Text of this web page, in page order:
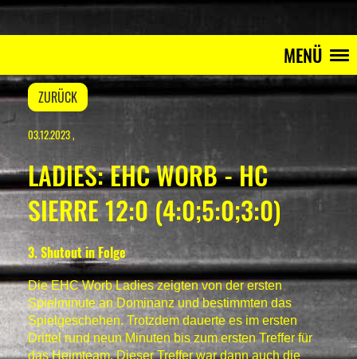
MENÜ
ZURÜCK
03.12.2023,
LADIES: EHC WORB - HC
SIERRE 12:0 (4:0;5:0;3:0)
3. Shutout in Folge
Die EHC Worb Ladies zeigten von der ersten
Spielminute an Dominanz und bestimmten das
Spielgeschehen. Trotzdem dauerte es im ersten
Drittel rund neun Minuten bis zum ersten Treffer für
das Heimteam. Dieser Treffer war dann auch die